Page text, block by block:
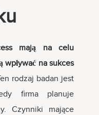
mają na celu
na sukces
rodzaj badan jest
firma planuje
Czynniki mające